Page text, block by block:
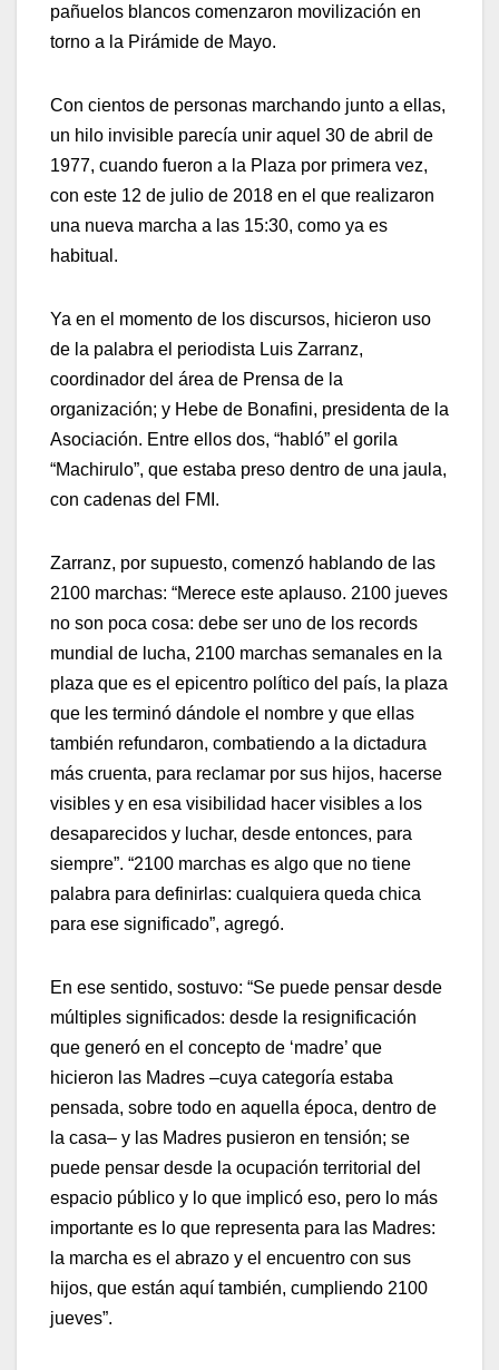
pañuelos blancos comenzaron movilización en
torno a la Pirámide de Mayo.
Con cientos de personas marchando junto a ellas,
un hilo invisible parecía unir aquel 30 de abril de
1977, cuando fueron a la Plaza por primera vez,
con este 12 de julio de 2018 en el que realizaron
una nueva marcha a las 15:30, como ya es
habitual.
Ya en el momento de los discursos, hicieron uso
de la palabra el periodista Luis Zarranz,
coordinador del área de Prensa de la
organización; y Hebe de Bonafini, presidenta de la
Asociación. Entre ellos dos, “habló” el gorila
“Machirulo”, que estaba preso dentro de una jaula,
con cadenas del FMI.
Zarranz, por supuesto, comenzó hablando de las
2100 marchas: “Merece este aplauso. 2100 jueves
no son poca cosa: debe ser uno de los records
mundial de lucha, 2100 marchas semanales en la
plaza que es el epicentro político del país, la plaza
que les terminó dándole el nombre y que ellas
también refundaron, combatiendo a la dictadura
más cruenta, para reclamar por sus hijos, hacerse
visibles y en esa visibilidad hacer visibles a los
desaparecidos y luchar, desde entonces, para
siempre”. “2100 marchas es algo que no tiene
palabra para definirlas: cualquiera queda chica
para ese significado”, agregó.
En ese sentido, sostuvo: “Se puede pensar desde
múltiples significados: desde la resignificación
que generó en el concepto de ‘madre’ que
hicieron las Madres –cuya categoría estaba
pensada, sobre todo en aquella época, dentro de
la casa– y las Madres pusieron en tensión; se
puede pensar desde la ocupación territorial del
espacio público y lo que implicó eso, pero lo más
importante es lo que representa para las Madres:
la marcha es el abrazo y el encuentro con sus
hijos, que están aquí también, cumpliendo 2100
jueves”.